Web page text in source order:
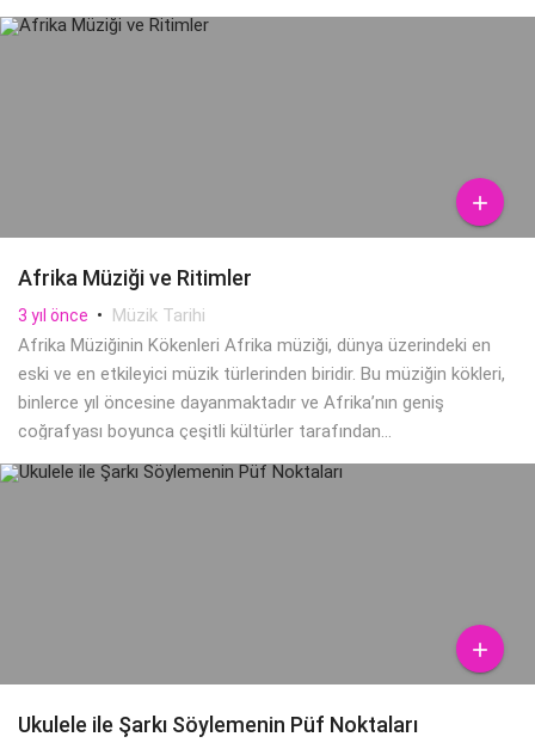

Afrika Müziği ve Ritimler
3 yıl önce • Müzik Tarihi
Afrika Müziğinin Kökenleri Afrika müziği, dünya üzerindeki en
eski ve en etkileyici müzik türlerinden biridir. Bu müziğin kökleri,
binlerce yıl öncesine dayanmaktadır ve Afrika’nın geniş
coğrafyası boyunca çeşitli kültürler tarafından...

Ukulele ile Şarkı Söylemenin Püf Noktaları